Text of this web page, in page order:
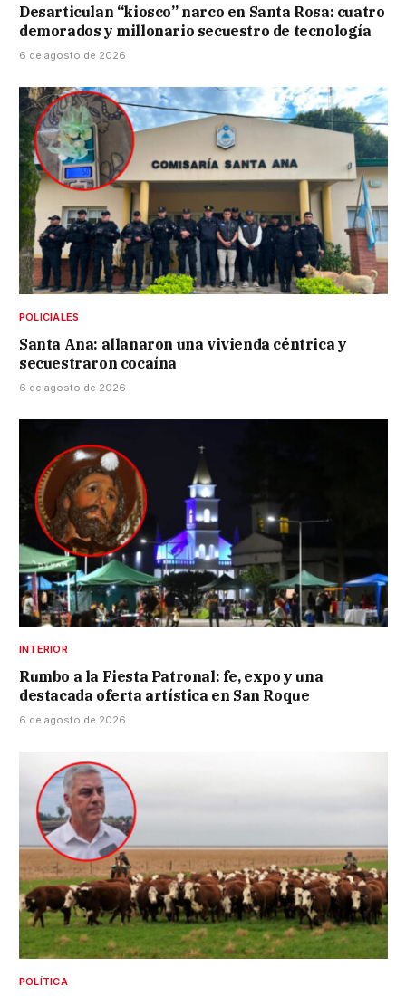
Desarticulan “kiosco” narco en Santa Rosa: cuatro
demorados y millonario secuestro de tecnología
6 de agosto de 2026
POLICIALES
Santa Ana: allanaron una vivienda céntrica y
secuestraron cocaína
6 de agosto de 2026
INTERIOR
Rumbo a la Fiesta Patronal: fe, expo y una
destacada oferta artística en San Roque
6 de agosto de 2026
POLÍTICA